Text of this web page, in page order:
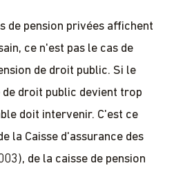
de pension privées affichent
ce n'est pas le cas de
de droit public. Si le
droit public devient trop
doit intervenir. C'est ce
la Caisse d'assurance des
de la caisse de pension